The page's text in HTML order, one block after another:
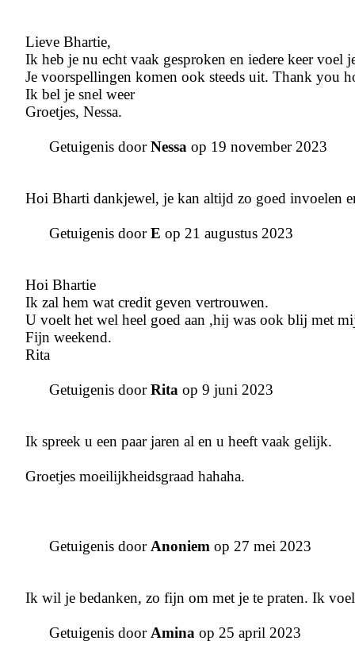
Lieve Bhartie,
Ik heb je nu echt vaak gesproken en iedere keer voel
Je voorspellingen komen ook steeds uit. Thank you
Ik bel je snel weer
Groetjes, Nessa.
Getuigenis doorNessa op 19 november 2023
Hoi Bharti dankjewel, je kan altijd zo goed invoelen
Getuigenis doorE op 21 augustus 2023
Hoi Bhartie
Ik zal hem wat credit geven vertrouwen.
U voelt het wel heel goed aan ,hij was ook blij met
Fijn weekend.
Rita
Getuigenis doorRita op 9 juni 2023
Ik spreek u een paar jaren al en u heeft vaak gelijk.
Groetjes moeilijkheidsgraad hahaha.
Getuigenis doorAnoniem op 27 mei 2023
Ik wil je bedanken, zo fijn om met je te praten. Ik
Getuigenis doorAmina op 25 april 2023